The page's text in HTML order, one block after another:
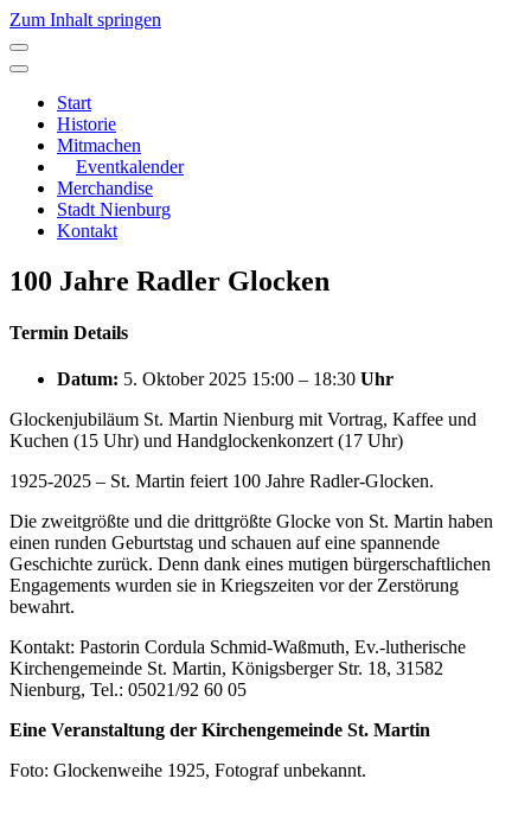
Zum Inhalt springen
Hauptnavigation
Start
Historie
Mitmachen
Eventkalender
Merchandise
Stadt Nienburg
Kontakt
100 Jahre Radler Glocken
Termin Details
Datum: 5. Oktober 2025 15:00 – 18:30 Uhr
Glockenjubiläum St. Martin Nienburg mit Vortrag, Kaffee und
Kuchen (15 Uhr) und Handglockenkonzert (17 Uhr)
1925-2025 – St. Martin feiert 100 Jahre Radler-Glocken.
Die zweitgrößte und die drittgrößte Glocke von St. Martin haben
einen runden Geburtstag und schauen auf eine spannende
Geschichte zurück. Denn dank eines mutigen bürgerschaftlichen
Engagements wurden sie in Kriegszeiten vor der Zerstörung
bewahrt.
Kontakt: Pastorin Cordula Schmid-Waßmuth, Ev.-lutherische
Kirchengemeinde St. Martin, Königsberger Str. 18, 31582
Nienburg, Tel.: 05021/92 60 05
Eine Veranstaltung der Kirchengemeinde St. Martin
Foto: Glockenweihe 1925, Fotograf unbekannt.